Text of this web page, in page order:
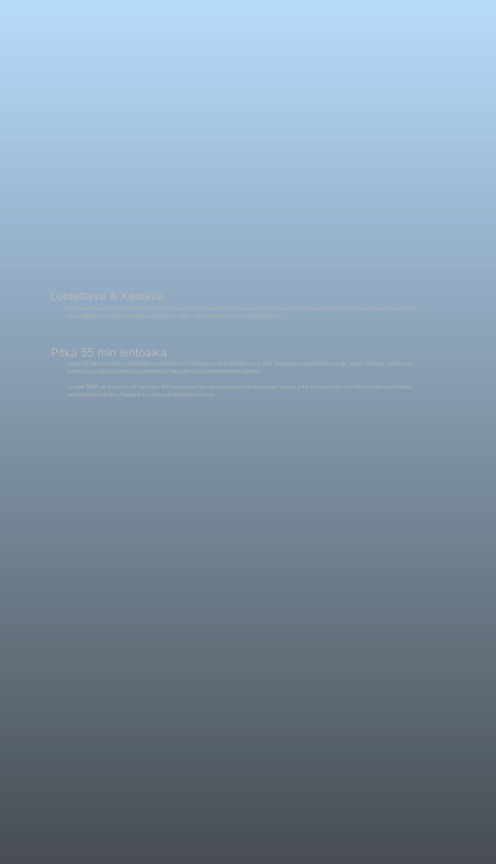
Luotettava & Kestävä
IP55 luokituksen ansiosta, M350 RTK on veden- ja pölynkestävä ratkaisu, joka kykenee toimimaan kaikissa sääolosuhteissa. Valmistaja
takaa laitteiston toiminnan takuunalaisena -20° - +50° celsius asteen lämpötiloissa.
Pitkä 55 min lentoaika
Jopa 55 min lentoaika mahdollistaa laitteiston tehokkaan lentotoiminnan ja Hot-Swap akkusysteemin avulla, akut voidaan vaihtaa ns.
lennossa ja jatkaa lentoa muutamassa minuutissa sammuttamatta laitetta.
Uudet TB65 akut kestävät nyt jopa 400 latauskertaa aikaisemman kahdensadan sijaan, joka entisestään tuo laitteistolle käyttöikää
merkittävästi lisää yhdessä kustannussäästön kanssa.